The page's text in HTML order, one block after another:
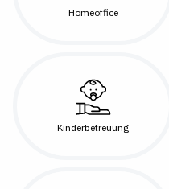
Homeoffice
Kinderbetreuung